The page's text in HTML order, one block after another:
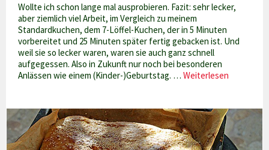
Wollte ich schon lange mal ausprobieren. Fazit: sehr lecker,
aber ziemlich viel Arbeit, im Vergleich zu meinem
Standardkuchen, dem 7-Löffel-Kuchen, der in 5 Minuten
vorbereitet und 25 Minuten später fertig gebacken ist. Und
weil sie so lecker waren, waren sie auch ganz schnell
aufgegessen. Also in Zukunft nur noch bei besonderen
Anlässen wie einem (Kinder-)Geburtstag. …Weiterlesen
den